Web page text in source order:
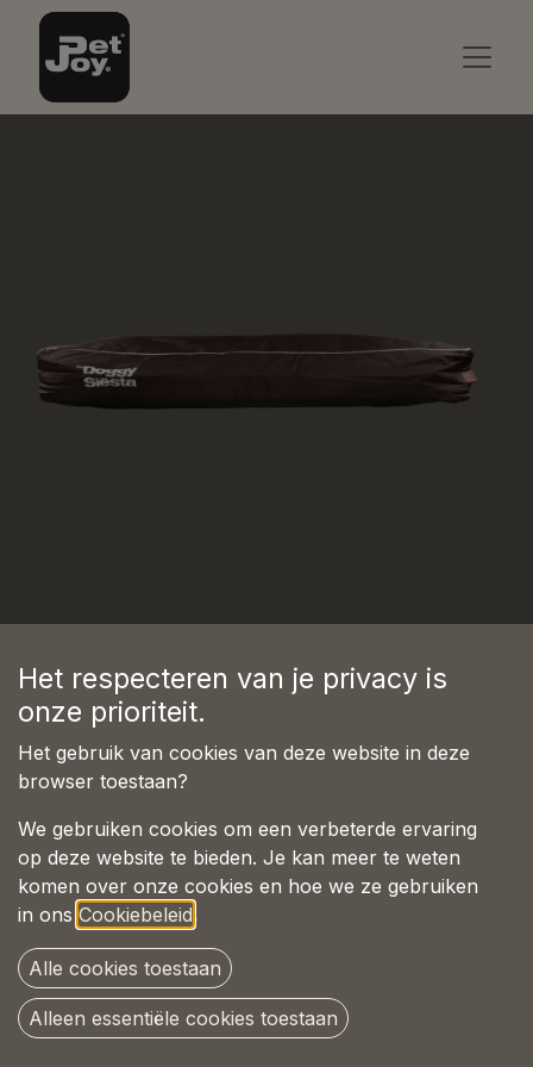
The DoggySiësta
Het respecteren van je privacy is
onze prioriteit.
Het gebruik van cookies van deze website in deze
browser toestaan?
We gebruiken cookies om een verbeterde ervaring
op deze website te bieden. Je kan meer te weten
komen over onze cookies en hoe we ze gebruiken
in ons Cookiebeleid .
Alle cookies toestaan
Alleen essentiële cookies toestaan